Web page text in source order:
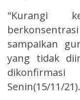
"Kurangi
sampaikan
yang tidak
Senin(15/11/21).